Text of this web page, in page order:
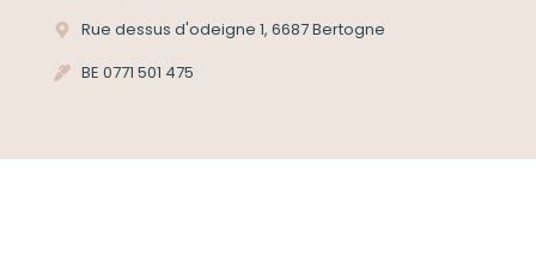
Rue dessus d'odeigne 1, 6687 Bertogne
BE 0771 501 475